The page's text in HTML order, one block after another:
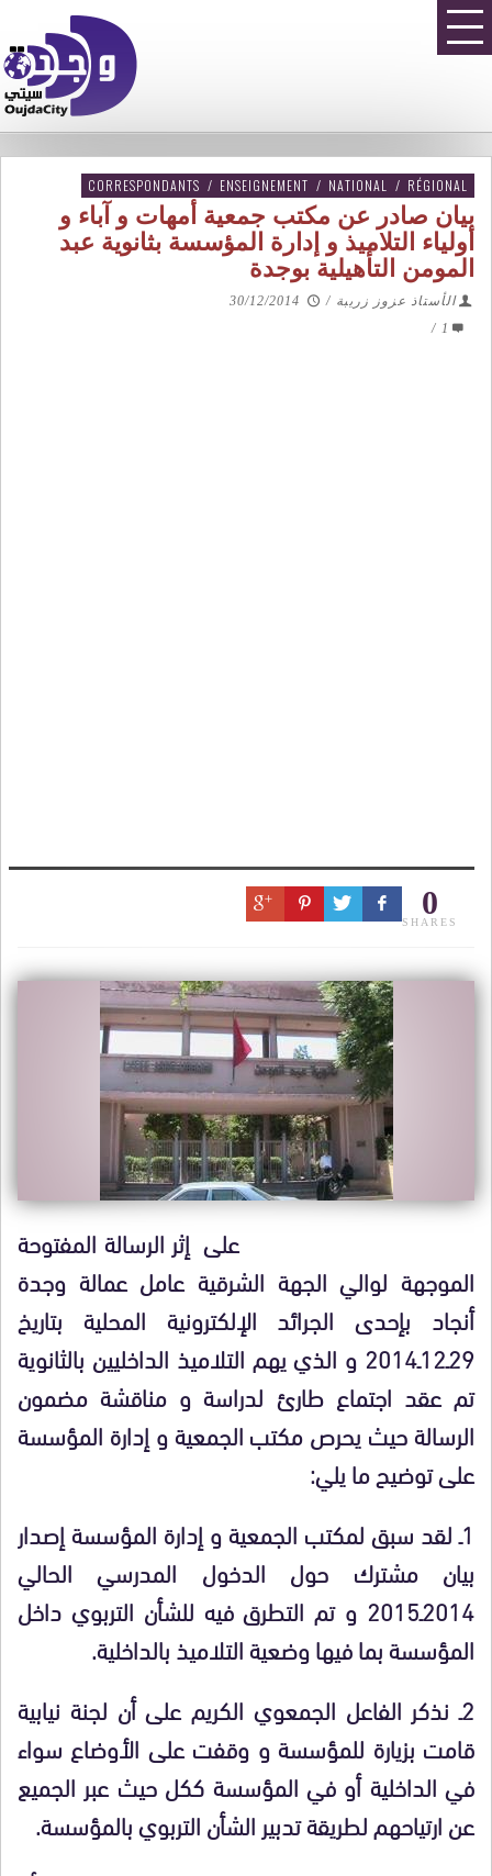
CORRESPONDANTS / ENSEIGNEMENT / NATIONAL / RÉGIONAL
بيان صادر عن مكتب جمعية أمهات و آباء و
أولياء التلاميذ و إدارة المؤسسة بثانوية عبد
المومن التأهيلية بوجدة
الأستاذ عزوز زريبة /
30/12/2014
1
/
0
SHARES
على إثر الرسالة المفتوحة
الموجهة لوالي الجهة الشرقية عامل عمالة وجدة
أنجاد بإحدى الجرائد الإلكترونية المحلية بتاريخ
29ـ12ـ2014 و الذي يهم التلاميذ الداخليين بالثانوية
تم عقد اجتماع طارئ لدراسة و مناقشة مضمون
الرسالة حيث يحرص مكتب الجمعية و إدارة المؤسسة
على توضيح ما يلي:
1ـ لقد سبق لمكتب الجمعية و إدارة المؤسسة إصدار
بيان مشترك حول الدخول المدرسي الحالي
2014ـ2015 و تم التطرق فيه للشأن التربوي داخل
المؤسسة بما فيها وضعية التلاميذ بالداخلية.
2ـ نذكر الفاعل الجمعوي الكريم على أن لجنة نيابية
قامت بزيارة للمؤسسة و وقفت على الأوضاع سواء
في الداخلية أو في المؤسسة ككل حيث عبر الجميع
عن ارتياحهم لطريقة تدبير الشأن التربوي بالمؤسسة.